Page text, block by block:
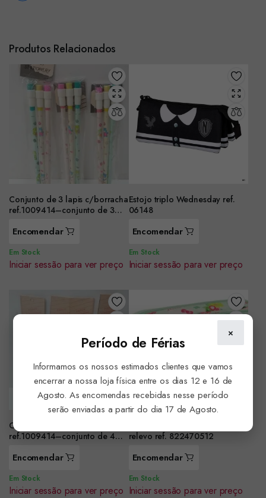
Produtos Relacionados
Conjunto de 3 lapis c/borracha
ref.1009414–conjunto de 3
Encomendar
Em Stock
Iniciar sessão para ver preço
Estojo triplo Wednesday ref.
06148
Encomendar
Em Stock
Iniciar sessão para ver preço
Conjunto de 4 lapis
ref.1009414–conjunto de 4
Encomendar
Em Stock
Iniciar sessão para ver preço
relevo ref. 822470512
Encomendar
Em Stock
Iniciar sessão para ver preço
×
Período de Férias
Informamos os nossos estimados clientes que vamos
encerrar a nossa loja física entre os dias 12 e 16 de
Agosto. As encomendas recebidas nesse período
serão enviadas a partir do dia 17 de Agosto.